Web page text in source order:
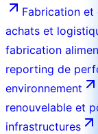
Fabrication
achats et
fabrication
reporting de
environnement
renouvelable et
infrastructures